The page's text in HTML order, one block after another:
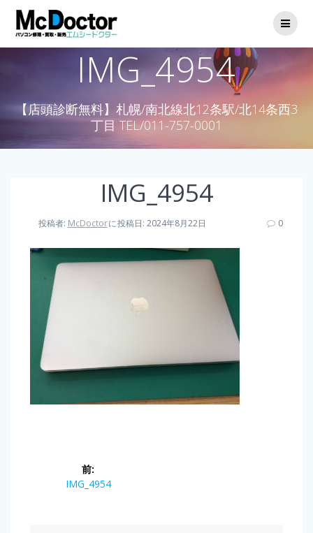
IMG_4954
【店頭診断無料】札幌/南北線北12条駅/北14条西3
丁目 TEL/011-757-0001
IMG_4954
投稿者: McDoctorに投稿日: 2024年8月22日 0
前:
IMG_4954